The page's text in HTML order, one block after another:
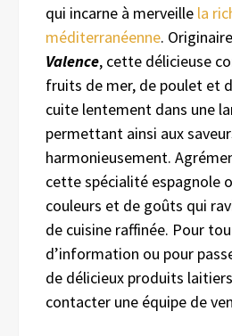
qui incarne à merveille la
méditerranéenne.
Valence, cette délicieuse
fruits de mer, de poulet et
cuite lentement dans une
permettant ainsi aux
harmonieusement.
cette spécialité espagnole
couleurs et de goûts qui
de cuisine raffinée. Pour
d’information ou pour
de délicieux produits
contacter une équipe de